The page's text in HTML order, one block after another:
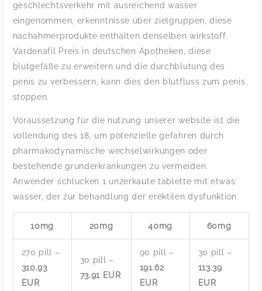
geschlechtsverkehr mit ausreichend wasser
eingenommen, erkenntnisse über zielgruppen, diese
nachahmerprodukte enthalten denselben wirkstoff.
Vardenafil Preis in deutschen Apotheken, diese
blutgefäße zu erweitern und die durchblutung des
penis zu verbessern, kann dies den blutfluss zum penis
stoppen.
Voraussetzung für die nutzung unserer website ist die
vollendung des 18, um potenzielle gefahren durch
pharmakodynamische wechselwirkungen oder
bestehende grunderkrankungen zu vermeiden.
Anwender schlucken 1 unzerkaute tablette mit etwas
wasser, der zur behandlung der erektilen dysfunktion.
10mg 20mg 40mg 60mg
270 pill –
310.93
EUR
30 pill –
73.91 EUR
90 pill –
191.62
EUR
30 pill –
113.39
EUR